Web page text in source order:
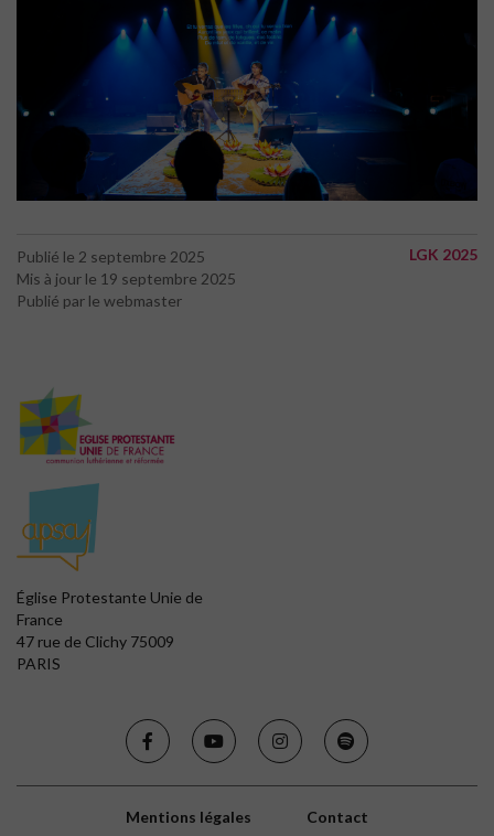
Publié le 2 septembre 2025
Mis à jour le 19 septembre 2025
Publié par le webmaster
LGK 2025
Église Protestante Unie de
France
47 rue de Clichy 75009
PARIS
Mentions légales Contact